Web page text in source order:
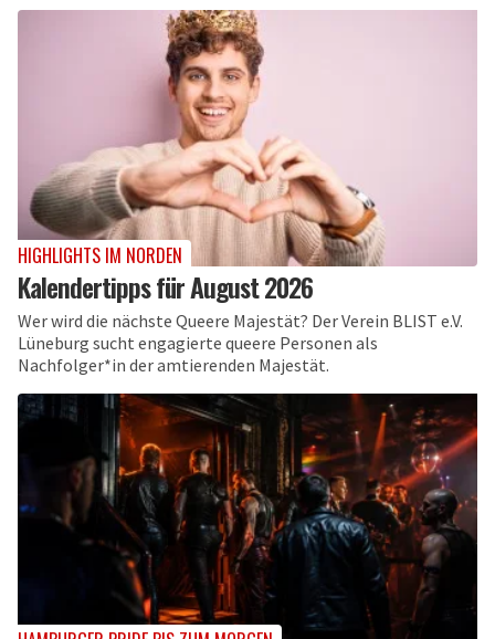
HIGHLIGHTS IM NORDEN
Kalendertipps für August 2026
Wer wird die nächste Queere Majestät? Der Verein BLIST e.V.
Lüneburg sucht engagierte queere Personen als
Nachfolger*in der amtierenden Majestät.